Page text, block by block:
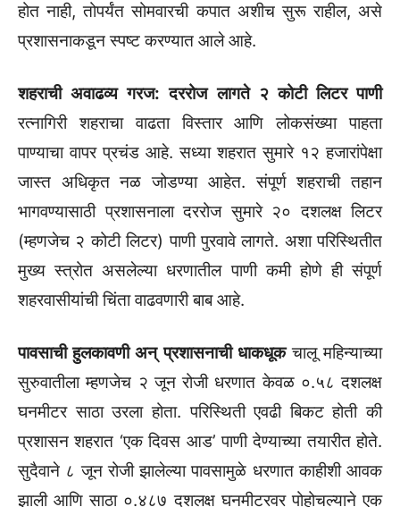
होत नाही, तोपर्यंत सोमवारची कपात अशीच सुरू राहील, असे
प्रशासनाकडून स्पष्ट करण्यात आले आहे.
शहराची अवाढव्य गरज: दररोज लागते २ कोटी लिटर पाणी
रत्नागिरी शहराचा वाढता विस्तार आणि लोकसंख्या पाहता
पाण्याचा वापर प्रचंड आहे. सध्या शहरात सुमारे १२ हजारांपेक्षा
जास्त अधिकृत नळ जोडण्या आहेत. संपूर्ण शहराची तहान
भागवण्यासाठी प्रशासनाला दररोज सुमारे २० दशलक्ष लिटर
(म्हणजेच २ कोटी लिटर) पाणी पुरवावे लागते. अशा परिस्थितीत
मुख्य स्त्रोत असलेल्या धरणातील पाणी कमी होणे ही संपूर्ण
शहरवासीयांची चिंता वाढवणारी बाब आहे.
पावसाची हुलकावणी अन् प्रशासनाची धाकधूकचालू महिन्याच्या
सुरुवातीला म्हणजेच २ जून रोजी धरणात केवळ ०.५८ दशलक्ष
घनमीटर साठा उरला होता. परिस्थिती एवढी बिकट होती की
प्रशासन शहरात ‘एक दिवस आड’ पाणी देण्याच्या तयारीत होते.
सुदैवाने ८ जून रोजी झालेल्या पावसामुळे धरणात काहीशी आवक
झाली आणि साठा ०.४८७ दशलक्ष घनमीटरवर पोहोचल्याने एक